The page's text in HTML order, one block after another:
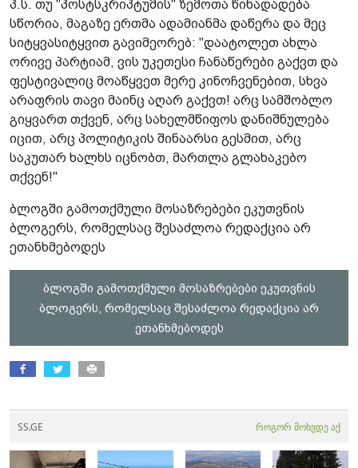
პ.ს. თუ "პოსტსკრიპტუმის" ზემოთა წინადადება
სწორია, მაგაზე ერთმა ადამიანმა დაწერა და მეც
სიტყვასიტყვით გავიმეორებ: "დაატოლეთ ახლა
ორივე პარტიამ, ვის უკეთესი ჩანაწერები გაქვთ და
ფესტივალიც მოაწყვეთ მერე კინოჩვენებით, სხვა
არაფრის თავი მაინც აღარ გაქვთ! არც სამშობლო
გიყვართ თქვენ, არც სახელმწიფოს დანიშნულება
იცით, არც პოლიტიკის შინაარსი გესმით, არც
საკუთარ ხალხს იცნობთ, მართლა გლახაკებო
თქვენ!"
ბლოგში გამოთქმული მოსაზრებები ეკუთვნის
ბლოგერს, რომელსაც შესაძლოა რედაქცია არ
ეთანხმებოდეს
ბლოგში გამოთქმული მოსაზრებები ეკუთვნის
ბლოგერს, რომელსაც შესაძლოა რედაქცია არ
ეთანხმებოდეს
SS.GE როგორ მოხვდე აქ